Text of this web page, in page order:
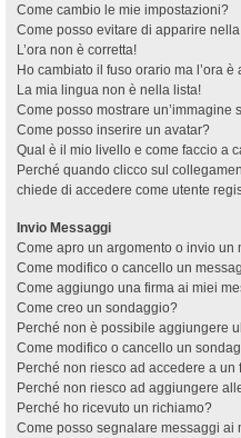
Come cambio le mie impostazioni?
Come posso evitare di apparire
L’ora non è corretta!
Ho cambiato il fuso orario ma l’ora
La mia lingua non è nella lista!
Come posso mostrare un’immagine
Come posso inserire un avatar?
Qual è il mio livello e come faccio a
Perché quando clicco sul
chiede di accedere come utente
Invio Messaggi
Come apro un argomento o invio un
Come modifico o cancello un
Come aggiungo una firma ai miei
Come creo un sondaggio?
Perché non è possibile aggiungere
Come modifico o cancello un
Perché non riesco ad accedere a un
Perché non riesco ad aggiungere
Perché ho ricevuto un richiamo?
Come posso segnalare messaggi ai